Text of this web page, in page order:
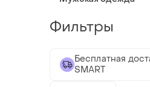
Фильтры
Бесплатная
SMART